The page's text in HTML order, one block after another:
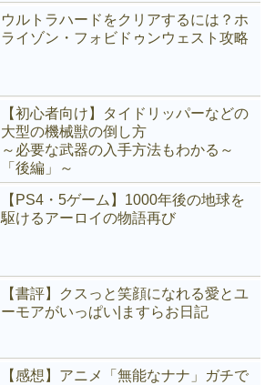
ウルトラハードをクリアするには？ホ
ライゾン・フォビドゥンウェスト攻略
【初心者向け】タイドリッパーなどの
大型の機械獣の倒し方
～必要な武器の入手方法もわかる～
「後編」～
【PS4・5ゲーム】1000年後の地球を
駆けるアーロイの物語再び
【書評】クスっと笑顔になれる愛とユ
ーモアがいっぱい|ますらお日記
【感想】アニメ「無能なナナ」ガチで